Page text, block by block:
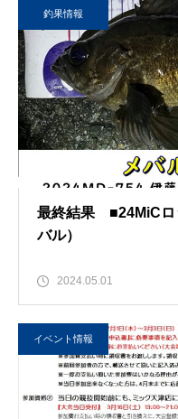
釣果情報
最終結果 ■24MiCロ
バル）
2024.05.01
イベント情報